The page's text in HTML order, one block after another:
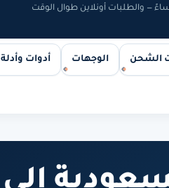
الشحن الوجهات أدوات وأدلة